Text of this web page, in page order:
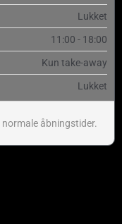
Lukket
11:00 - 18:00
Kun take-away
Lukket
åbningstider.